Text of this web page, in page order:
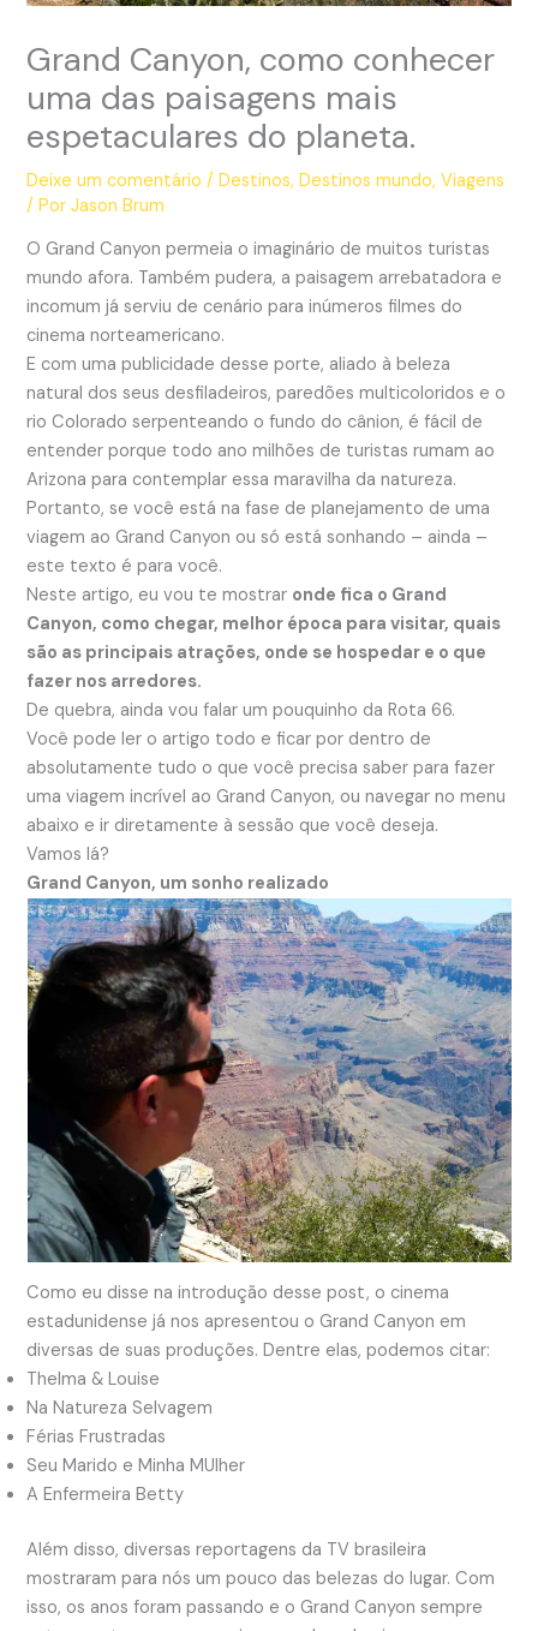
Grand Canyon, como conhecer
uma das paisagens mais
espetaculares do planeta.
Deixe um comentário /Destinos,Destinos mundo,Viagens
/ PorJason Brum
O Grand Canyon permeia o imaginário de muitos turistas
mundo afora. Também pudera, a paisagem arrebatadora e
incomum já serviu de cenário para inúmeros filmes do
cinema norteamericano.
E com uma publicidade desse porte, aliado à beleza
natural dos seus desfiladeiros, paredões multicoloridos e o
rio Colorado serpenteando o fundo do cânion, é fácil de
entender porque todo ano milhões de turistas rumam ao
Arizona para contemplar essa maravilha da natureza.
Portanto, se você está na fase de planejamento de uma
viagem ao Grand Canyon ou só está sonhando – ainda –
este texto é para você.
Neste artigo, eu vou te mostrar onde fica o Grand
Canyon, como chegar, melhor época para visitar, quais
são as principais atrações, onde se hospedar e o que
fazer nos arredores.
De quebra, ainda vou falar um pouquinho da Rota 66.
Você pode ler o artigo todo e ficar por dentro de
absolutamente tudo o que você precisa saber para fazer
uma viagem incrível ao Grand Canyon, ou navegar no menu
abaixo e ir diretamente à sessão que você deseja.
Vamos lá?
Grand Canyon, um sonho realizado
Como eu disse na introdução desse post, o cinema
estadunidense já nos apresentou o Grand Canyon em
diversas de suas produções. Dentre elas, podemos citar:
Thelma & Louise
Na Natureza Selvagem
Férias Frustradas
Seu Marido e Minha MUlher
A Enfermeira Betty
Além disso, diversas reportagens da TV brasileira
mostraram para nós um pouco das belezas do lugar. Com
isso, os anos foram passando e o Grand Canyon sempre